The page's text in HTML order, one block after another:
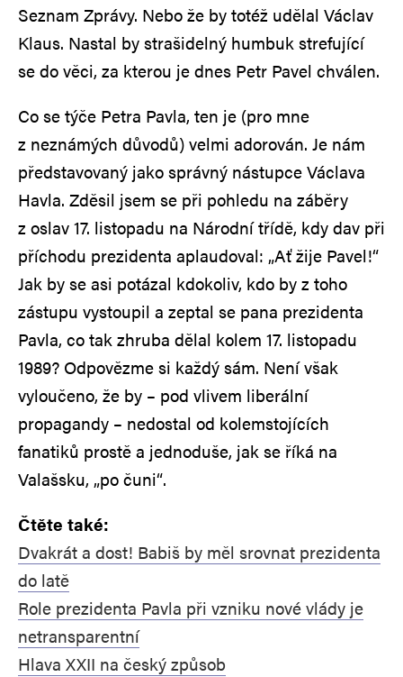
Seznam Zprávy. Nebo že by totéž udělal Václav
Klaus. Nastal by strašidelný humbuk strefující
se do věci, za kterou je dnes Petr Pavel chválen.
Co se týče Petra Pavla, ten je (pro mne
z neznámých důvodů) velmi adorován. Je nám
představovaný jako správný nástupce Václava
Havla. Zděsil jsem se při pohledu na záběry
z oslav 17. listopadu na Národní třídě, kdy dav při
příchodu prezidenta aplaudoval: „Ať žije Pavel!“
Jak by se asi potázal kdokoliv, kdo by z toho
zástupu vystoupil a zeptal se pana prezidenta
Pavla, co tak zhruba dělal kolem 17. listopadu
1989? Odpovězme si každý sám. Není však
vyloučeno, že by – pod vlivem liberální
propagandy – nedostal od kolemstojících
fanatiků prostě a jednoduše, jak se říká na
Valašsku, „po čuni“.
Čtěte také:
Dvakrát a dost! Babiš by měl srovnat prezidenta
do latě
Role prezidenta Pavla při vzniku nové vlády je
netransparentní
Hlava XXII na český způsob